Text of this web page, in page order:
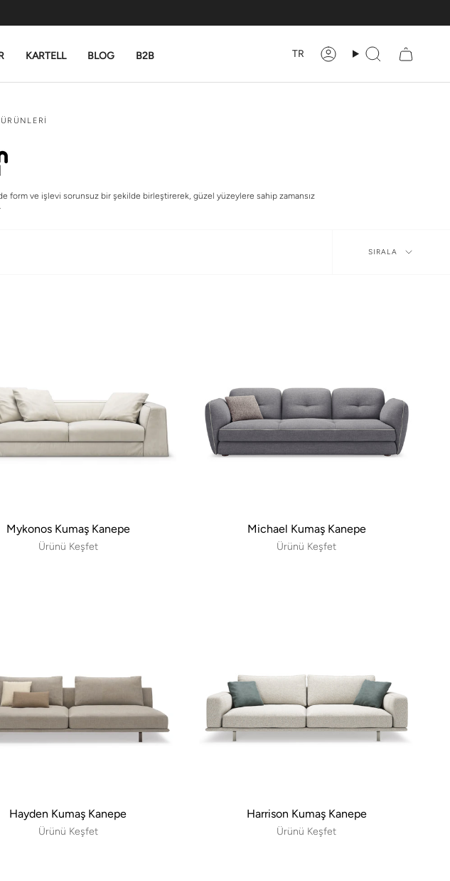
KARTELL BLOG B2B TR HesabımAra
form ve işlevi sorunsuz bir şekilde birleştirerek, güzel yüzeylere sahip zamansız
Sırala
SIRALA
Mykonos Kumaş Kanepe
Ürünü Keşfet
Michael Kumaş Kanepe
Ürünü Keşfet
Hayden Kumaş Kanepe
Ürünü Keşfet
Harrison Kumaş Kanepe
Ürünü Keşfet